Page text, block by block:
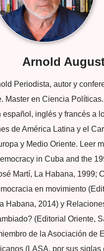
Arnold
Periodista, autor y
Master en Ciencia
español, inglés y francés a
de América Latina y el
y Medio Oriente. Leer
in Cuba and the
Martí, La Habana, 1999;
en movimiento
Habana, 2014) y
(Editorial Oriente,
de la Asociación de
(LASA, por sus siglas